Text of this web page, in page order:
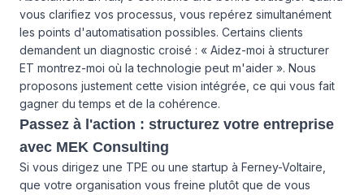
vous clarifiez vos processus, vous repérez simultanément
les points d'automatisation possibles. Certains clients
demandent un diagnostic croisé : « Aidez-moi à structurer
ET montrez-moi où la technologie peut m'aider ». Nous
proposons justement cette vision intégrée, ce qui vous fait
gagner du temps et de la cohérence.
Passez à l'action : structurez votre entreprise
avec MEK Consulting
Si vous dirigez une TPE ou une startup à Ferney-Voltaire,
que votre organisation vous freine plutôt que de vous